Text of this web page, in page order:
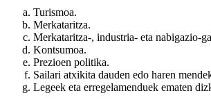
Turismoa.
Merkataritza.
Merkataritza-, industria- eta nabigazio-
Kontsumoa.
Prezioen politika.
Sailari atxikita dauden edo haren
Legeek eta erregelamenduek ematen